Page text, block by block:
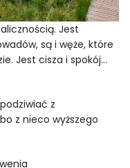
Jest
są i węże, które
Jest cisza i spokój…
z
z nieco wyższego